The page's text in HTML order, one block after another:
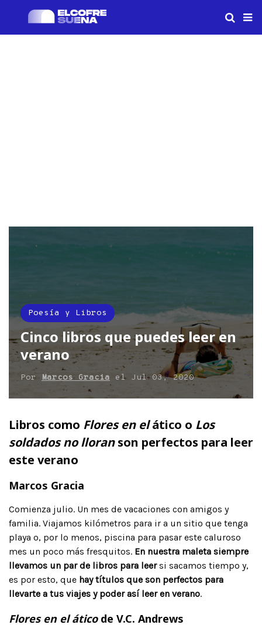
Poesía y Libros
Cinco libros que puedes leer en
verano
Por Marcos Gracia el Jul 03, 2020
Libros como Flores en elático o Los
soldados no lloranson perfectos para leer
este verano
Marcos Gracia
Comienza julio. Un mes de vacaciones con amigos y
familia. Viajamos kilómetros para ir a un sitio que tenga
playa o, por lo menos, piscina para pasar este caluroso
mes un poco más fresquitos. En nuestra maleta siempre
llevamos un par de libros para leersi sacamos tiempo y,
es por esto, que hay títulos que son perfectos para
llevarte a tus viajes y poder así leer en verano.
Flores en el áticode V.C. Andrews